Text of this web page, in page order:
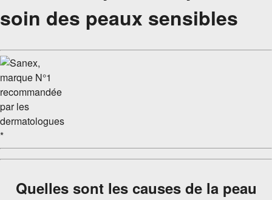
soin des peaux sensibles
Quelles sont les causes de la peau